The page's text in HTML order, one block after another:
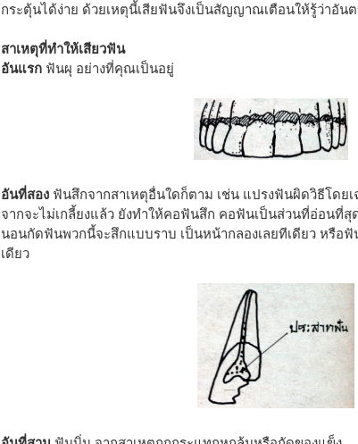
กระตุ้นได้ง่าย ด้วยเหตุนี้เสียฟันจึงเป็นสัญญาณเตือนให้รู้ว่าอัน
สาเหตุที่ทำให้เสียวฟัน
อันแรก ฟันผุ อย่างที่คุณเป็นอยู่
อันที่สอง ฟันสึกจากสาเหตุอื่นใดก็ตาม เช่น แปรงฟันผิดวิธีโดย
จากจะไม่เกลี้ยงแล้ว ยังทำให้คอฟันสึก คอฟันเป็นส่วนที่อ่อนที่สุ
นอนกัดฟันพวกนี้จะสึกแบบราบ เป็นหน้ากลองเลยทีเดียว หรือฟั
เดียว